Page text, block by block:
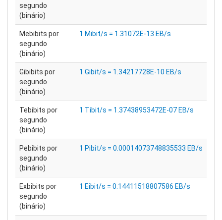
segundo
(binário)
Mebibits por
segundo
(binário)
1 Mibit/s = 1.31072E-13 EB/s
Gibibits por
segundo
(binário)
1 Gibit/s = 1.34217728E-10 EB/s
Tebibits por
segundo
(binário)
1 Tibit/s = 1.37438953472E-07 EB/s
Pebibits por
segundo
(binário)
1 Pibit/s = 0.00014073748835533 EB/s
Exbibits por
segundo
(binário)
1 Eibit/s = 0.14411518807586 EB/s